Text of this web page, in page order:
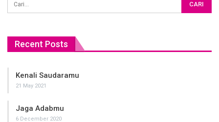
Recent Posts
Kenali Saudaramu
21 May 2021
Jaga Adabmu
6 December 2020